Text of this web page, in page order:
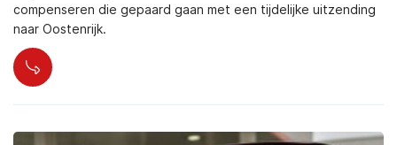
compenseren die gepaard gaan met een tijdelijke uitzending
naar Oostenrijk.